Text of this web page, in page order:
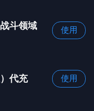
斗领域
使用
代充 使用